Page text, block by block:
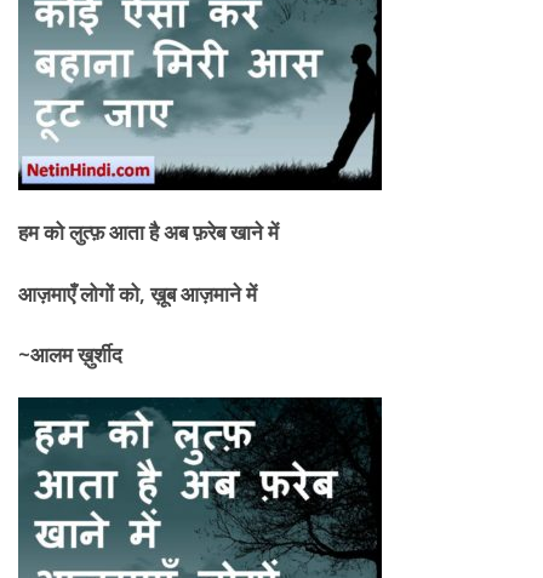
हम को लुत्फ़ आता है अब फ़रेब खाने में
आज़माएँ लोगों को, ख़ूब आज़माने में
~आलम ख़ुर्शीद